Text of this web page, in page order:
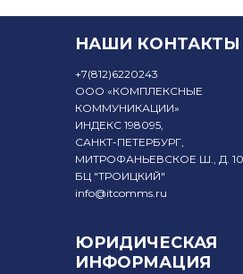
НАШИ КОНТАКТЫ
ЮРИДИЧЕСКАЯ
ИНФОРМАЦИЯ
+7(812)6220243
ООО «КОМПЛЕКСНЫЕ
КОММУНИКАЦИИ»
ИНДЕКС 198095,
САНКТ-ПЕТЕРБУРГ,
МИТРОФАНЬЕВСКОЕ Ш., Д.
БЦ "ТРОИЦКИЙ"
info@itcomms.ru